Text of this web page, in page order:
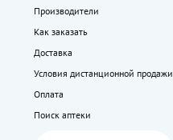
Производители
Как заказать
Доставка
Условия дистанционной продажи
Оплата
Поиск аптеки